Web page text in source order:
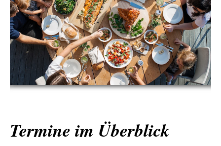
Termine im Überblick